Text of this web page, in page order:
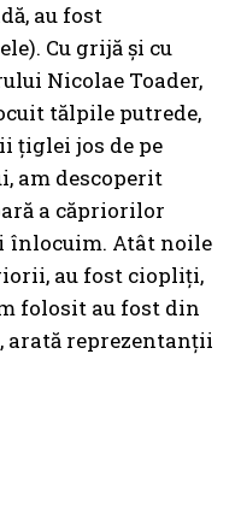
au fost
Cu grijă și cu
Nicolae Toader,
tălpile putrede,
țiglei jos de pe
am descoperit
a căpriorilor
înlocuim. Atât noile
au fost ciopliți,
folosit au fost din
arată reprezentanții